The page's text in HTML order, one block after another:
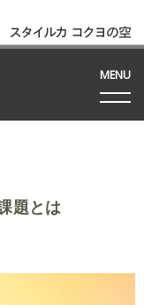
スタイルカ
タログ
コクヨの空
間って!?
MENU
題とは